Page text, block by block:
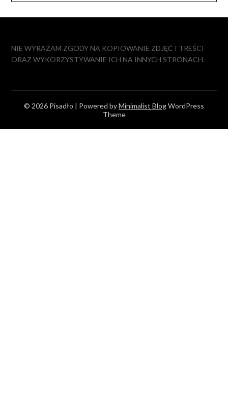
NIE WYRAŻAM ZGODY NA KOPIOWANIE ZDJĘĆ I TREŚCI
ORAZ WYKORZYSTYWANIE ICH NA INNYCH STRONACH.
© 2026 Pisadło | Powered byMinimalist BlogWordPress
Theme